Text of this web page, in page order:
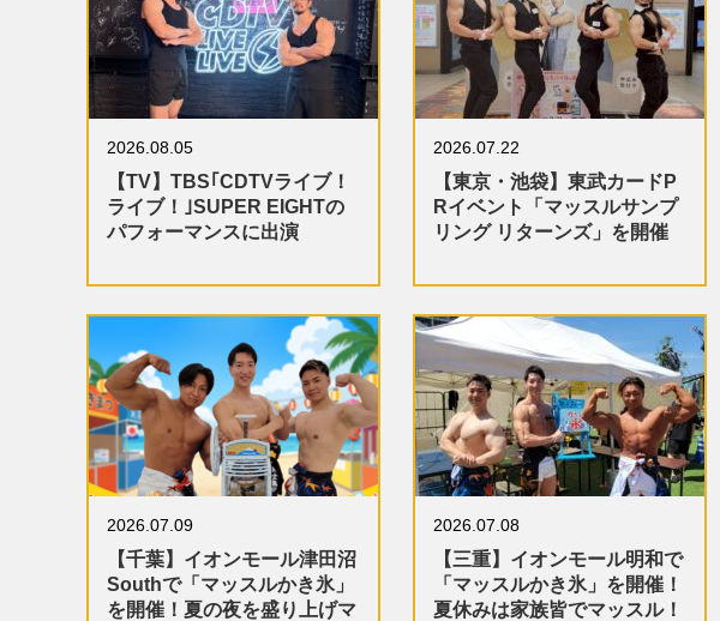
2026.08.05
【TV】TBS｢CDTVライブ！
ライブ！｣SUPER EIGHTの
パフォーマンスに出演
2026.07.22
【東京・池袋】東武カードP
Rイベント「マッスルサンプ
リング リターンズ」を開催
2026.07.09
【千葉】イオンモール津田沼
Southで「マッスルかき氷」
を開催！夏の夜を盛り上げマ
2026.07.08
【三重】イオンモール明和で
「マッスルかき氷」を開催！
夏休みは家族皆でマッスル！